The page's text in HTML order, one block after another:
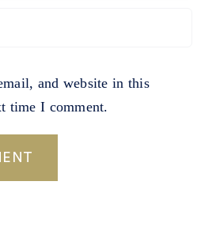
and website in this
time I comment.